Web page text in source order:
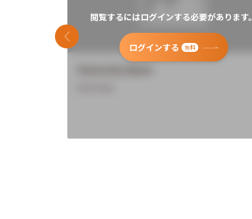
閲覧するにはログインする必要があります。
ログインする 無料
前のスライド